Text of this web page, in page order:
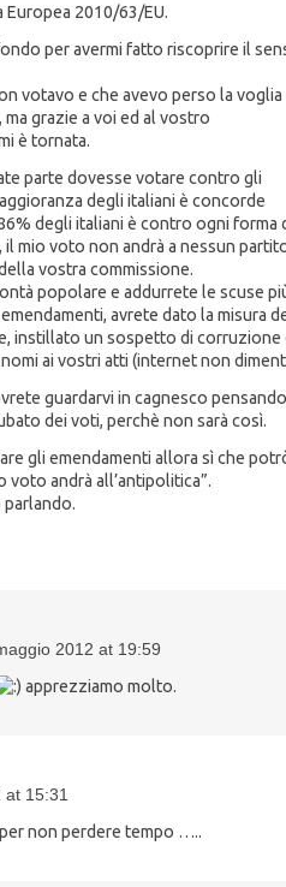
2010/63/EU.
per avermi fatto riscoprire il
votavo e che avevo perso la voglia
grazie a voi ed al vostro
è tornata.
parte dovesse votare contro gli
degli italiani è concorde
degli italiani è contro ogni forma
il mio voto non andrà a nessun
vostra commissione.
popolare e addurrete le scuse
avrete dato la misura
instillato un sospetto di corruzione
ai vostri atti (internet non
guardarvi in cagnesco
dei voti, perchè non sarà così.
gli emendamenti allora sì che
voto andrà all’antipolitica”.
parlando.
2012 at 19:59
apprezziamo molto.
15:31
non perdere tempo …..